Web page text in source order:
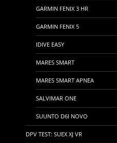
GARMIN FENIX 3 HR
GARMIN FENIX 5
IDIVE EASY
MARES SMART
MARES SMART APNEA
SALVIMAR ONE
SUUNTO D6I NOVO
DPV TEST: SUEX XJ VR